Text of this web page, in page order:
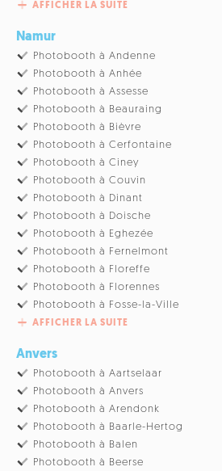
AFFICHER LA SUITE
Namur
Photobooth à Andenne
Photobooth à Anhée
Photobooth à Assesse
Photobooth à Beauraing
Photobooth à Bièvre
Photobooth à Cerfontaine
Photobooth à Ciney
Photobooth à Couvin
Photobooth à Dinant
Photobooth à Doische
Photobooth à Eghezée
Photobooth à Fernelmont
Photobooth à Floreffe
Photobooth à Florennes
Photobooth à Fosse-la-Ville
AFFICHER LA SUITE
Anvers
Photobooth à Aartselaar
Photobooth à Anvers
Photobooth à Arendonk
Photobooth à Baarle-Hertog
Photobooth à Balen
Photobooth à Beerse